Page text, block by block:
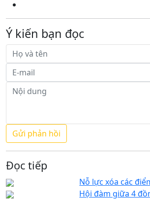
Ý kiến bạn đọc
Đọc tiếp
Nỗ lực xóa các
Hội đàm giữa 4